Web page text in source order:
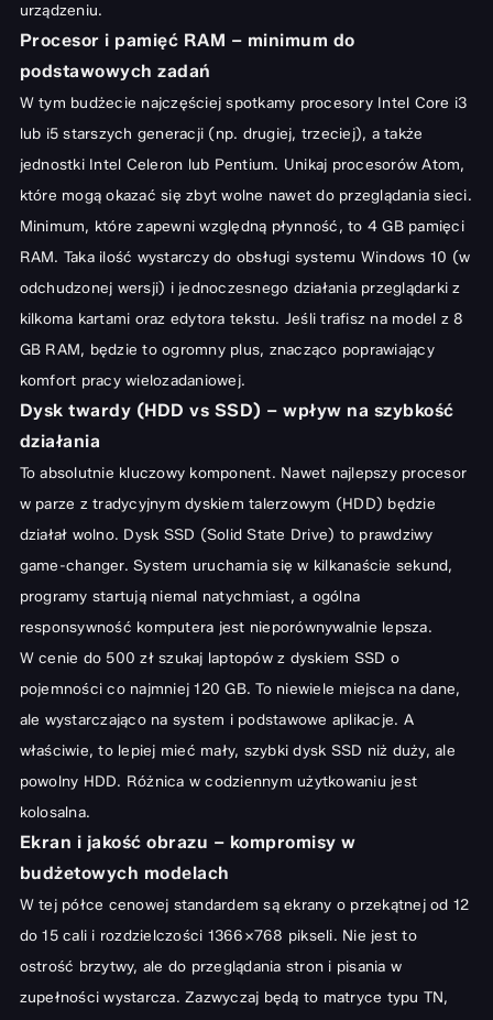
urządzeniu.
Procesor i pamięć RAM – minimum do
podstawowych zadań
W tym budżecie najczęściej spotkamy procesory Intel Core i3
lub i5 starszych generacji (np. drugiej, trzeciej), a także
jednostki Intel Celeron lub Pentium. Unikaj procesorów Atom,
które mogą okazać się zbyt wolne nawet do przeglądania sieci.
Minimum, które zapewni względną płynność, to 4 GB pamięci
RAM. Taka ilość wystarczy do obsługi systemu Windows 10 (w
odchudzonej wersji) i jednoczesnego działania przeglądarki z
kilkoma kartami oraz edytora tekstu. Jeśli trafisz na model z 8
GB RAM, będzie to ogromny plus, znacząco poprawiający
komfort pracy wielozadaniowej.
Dysk twardy (HDD vs SSD) – wpływ na szybkość
działania
To absolutnie kluczowy komponent. Nawet najlepszy procesor
w parze z tradycyjnym dyskiem talerzowym (HDD) będzie
działał wolno. Dysk SSD (Solid State Drive) to prawdziwy
game-changer. System uruchamia się w kilkanaście sekund,
programy startują niemal natychmiast, a ogólna
responsywność komputera jest nieporównywalnie lepsza.
W cenie do 500 zł szukaj laptopów z dyskiem SSD o
pojemności co najmniej 120 GB. To niewiele miejsca na dane,
ale wystarczająco na system i podstawowe aplikacje. A
właściwie, to lepiej mieć mały, szybki dysk SSD niż duży, ale
powolny HDD. Różnica w codziennym użytkowaniu jest
kolosalna.
Ekran i jakość obrazu – kompromisy w
budżetowych modelach
W tej półce cenowej standardem są ekrany o przekątnej od 12
do 15 cali i rozdzielczości 1366×768 pikseli. Nie jest to
ostrość brzytwy, ale do przeglądania stron i pisania w
zupełności wystarcza. Zazwyczaj będą to matryce typu TN,